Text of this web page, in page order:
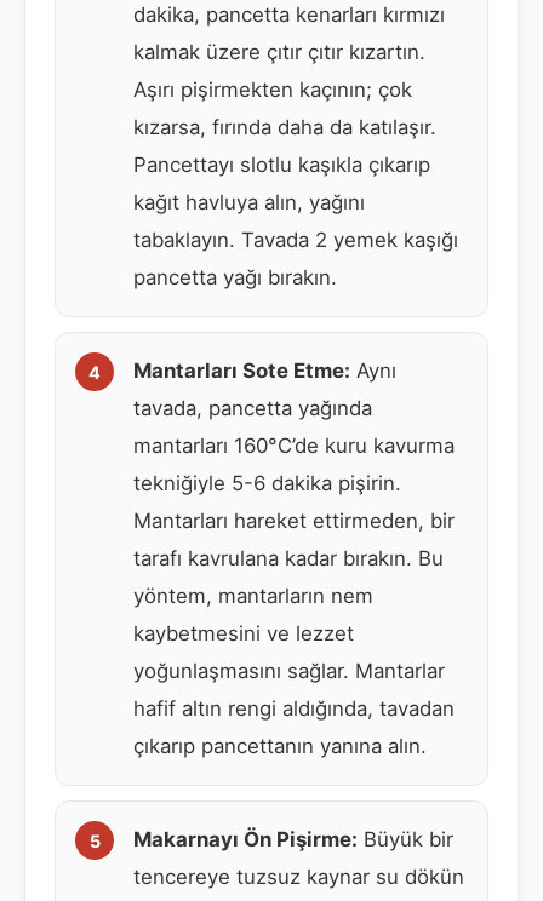
dakika, pancetta kenarları kırmızı
kalmak üzere çıtır çıtır kızartın.
Aşırı pişirmekten kaçının; çok
kızarsa, fırında daha da katılaşır.
Pancettayı slotlu kaşıkla çıkarıp
kağıt havluya alın, yağını
tabaklayın. Tavada 2 yemek kaşığı
pancetta yağı bırakın.
Mantarları Sote Etme: Aynı
tavada, pancetta yağında
mantarları 160°C’de kuru kavurma
tekniğiyle 5-6 dakika pişirin.
Mantarları hareket ettirmeden, bir
tarafı kavrulana kadar bırakın. Bu
yöntem, mantarların nem
kaybetmesini ve lezzet
yoğunlaşmasını sağlar. Mantarlar
hafif altın rengi aldığında, tavadan
çıkarıp pancettanın yanına alın.
Makarnayı Ön Pişirme: Büyük bir
tencereye tuzsuz kaynar su dökün